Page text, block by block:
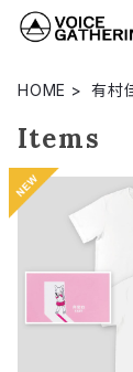
HOME 有村
Items